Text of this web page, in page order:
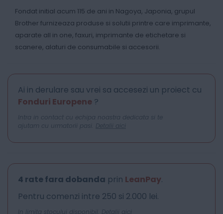
Fondat initial acum 115 de ani in Nagoya, Japonia, grupul
Brother furnizeaza produse si solutii printre care imprimante,
aparate all in one, faxuri, imprimante de etichetare si
scanere, alaturi de consumabile si accesorii.
Ai in derulare sau vrei sa accesezi un proiect cu
Fonduri Europene ?
Intra in contact cu echipa noastra dedicata si te
ajutam cu urmatorii pasi. Detalii aici
4 rate fara dobanda prin LeanPay.
Pentru comenzi intre 250 si 2.000 lei.
In limita stocului disponibil. Detalii aici